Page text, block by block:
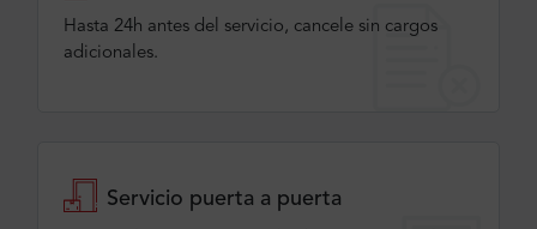
Hasta 24h antes del servicio, cancele sin cargos
adicionales.
Servicio puerta a puerta